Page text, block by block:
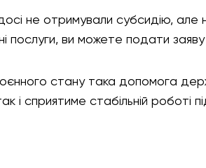
не отримували субсидію, але
послуги, ви можете подати
стану така допомога
і сприятиме стабільній роботі